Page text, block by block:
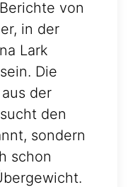
von
in der
Lark
Die
der
den
sondern
schon